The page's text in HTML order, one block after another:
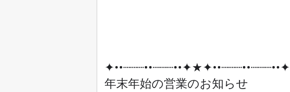
✦••┈┈┈••┈┈┈••✦★✦••┈┈┈••┈┈┈••✦
年末年始の営業のお知らせ